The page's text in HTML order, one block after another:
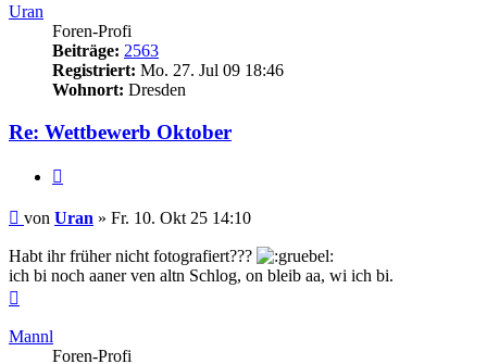
Uran
Foren-Profi
Beiträge: 2563
Registriert: Mo. 27. Jul 09 18:46
Wohnort: Dresden
Re: Wettbewerb Oktober
Beitrag
von Uran » Fr. 10. Okt 25 14:10
Habt ihr früher nicht fotografiert???
ich bi noch aaner ven altn Schlog, on bleib aa, wi ich bi.
Mannl
Foren-Profi